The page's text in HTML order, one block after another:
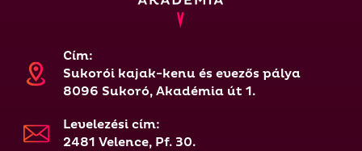
Cím:
Sukorói kajak-kenu és evezős pálya
8096 Sukoró, Akadémia út 1.
Levelezési cím:
2481 Velence, Pf. 30.